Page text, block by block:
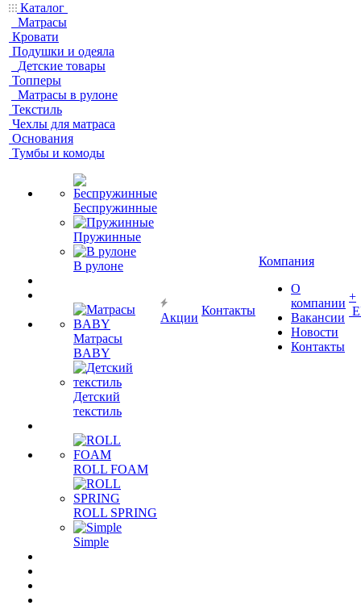
Каталог
Матрасы
Кровати
Подушки и одеяла
Детские товары
Топперы
Матрасы в рулоне
Текстиль
Чехлы для матраса
Основания
Тумбы и комоды
Беспружинные
Пружинные
В рулоне
Матрасы
BABY
Детский
текстиль
ROLL FOAM
ROLL SPRING
Simple
Акции
Контакты
Компания
О
компании
Вакансии
Новости
Контакты
+